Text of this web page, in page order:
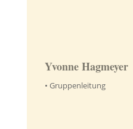
Yvonne Hagmeyer
• Gruppenleitung